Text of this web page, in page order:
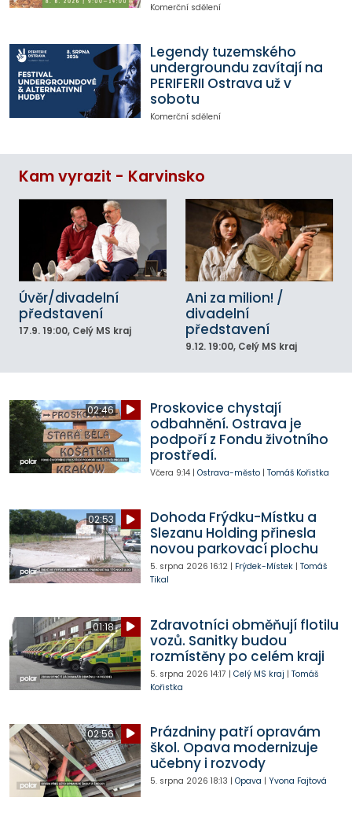
Komerční sdělení
Legendy tuzemského
undergroundu zavítají na
PERIFERII Ostrava už v
sobotu
Komerční sdělení
Kam vyrazit - Karvinsko
Úvěr/divadelní
představení
17.9. 19:00, Celý MS kraj
Ani za milion! /
divadelní
představení
9.12. 19:00, Celý MS kraj
02:46
Proskovice chystají
odbahnění. Ostrava je
podpoří z Fondu životního
prostředí.
Včera 9:14| Ostrava-město| Tomáš Kořistka
02:53
Dohoda Frýdku-Místku a
Slezanu Holding přinesla
novou parkovací plochu
5. srpna 2026 16:12| Frýdek-Místek| Tomáš
Tikal
01:18
Zdravotníci obměňují flotilu
vozů. Sanitky budou
rozmístěny po celém kraji
5. srpna 2026 14:17 | Celý MS kraj | Tomáš
Kořistka
02:56
Prázdniny patří opravám
škol. Opava modernizuje
učebny i rozvody
5. srpna 2026 18:13 | Opava | Yvona Fajtová